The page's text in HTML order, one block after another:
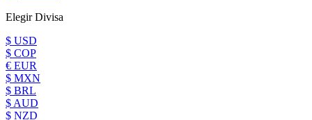
Elegir Divisa
$ USD
$ COP
€ EUR
$ MXN
$ BRL
$ AUD
$ NZD